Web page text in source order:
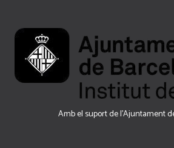
Amb el suport de l’Ajuntament